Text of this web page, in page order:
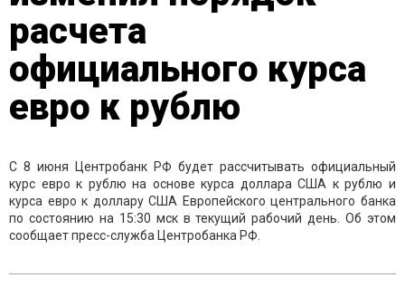
расчета
официального курса
евро к рублю
С 8 июня Центробанк РФ будет рассчитывать официальный
курс евро к рублю на основе курса доллара США к рублю и
курса евро к доллару США Европейского центрального банка
по состоянию на 15:30 мск в текущий рабочий день. Об этом
сообщает пресс-служба Центробанка РФ.